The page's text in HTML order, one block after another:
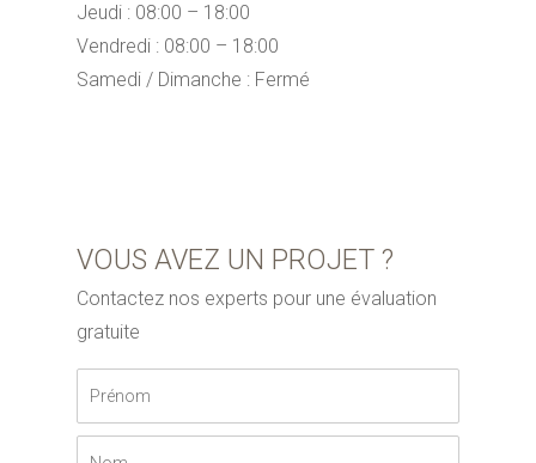
Jeudi : 08:00 – 18:00
Vendredi : 08:00 – 18:00
Samedi / Dimanche : Fermé
VOUS AVEZ UN PROJET ?
Contactez nos experts pour une évaluation
gratuite